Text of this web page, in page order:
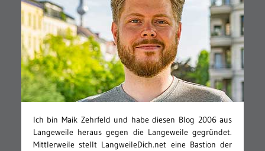
Ich bin Maik Zehrfeld und habe diesen Blog 2006 aus
Langeweile heraus gegen die Langeweile gegründet.
Mittlerweile stellt LangweileDich.net eine Bastion der